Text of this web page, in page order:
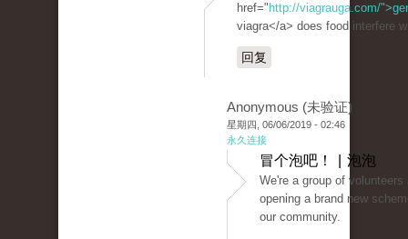
href=" http://viagrauga.com/
viagra</a> does food interfere
回复
Anonymous (未验证)
星期四, 06/06/2019 - 02:46
永久连接
冒个泡吧！ | 泡泡
We're a group of volunteers
opening a brand new
our community.